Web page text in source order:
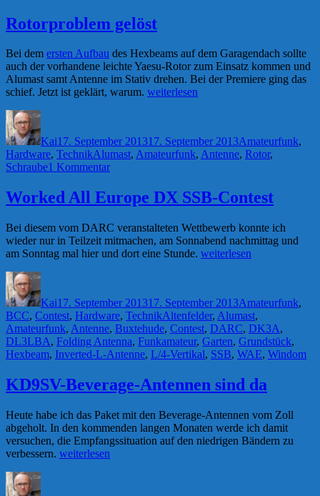
Rotorproblem gelöst
Bei dem ersten Aufbau des Hexbeams auf dem Garagendach sollte
auch der vorhandene leichte Yaesu-Rotor zum Einsatz kommen und
Alumast samt Antenne im Stativ drehen. Bei der Premiere ging das
schief. Jetzt ist geklärt, warum. „Rotorproblem
weiterlesen
Autor
Kai17. September 201317. September 2013Amateurfunk,
Hardware, TechnikSchlagwörter
Alumast, Amateurfunk, Antenne, Rotor,
Schraube1 Kommentarzu
gelöst
Worked All Europe DX SSB-Contest
Bei diesem vom DARC veranstalteten Wettbewerb konnte ich
wieder nur in Teilzeit mitmachen, am Sonnabend nachmittag und
am Sonntag mal hier und dort eine Stunde. „Worked
SSB-
Contest“
weiterlesen
Autor
Kai17. September 201317. September 2013Amateurfunk,
BCC, Contest, Hardware, TechnikSchlagwörter
Altenfelder, Alumast,
Amateurfunk, Antenne, Buxtehude, Contest, DARC, DK3A,
DL3LBA, Folding Antenna, Funkamateur, Garten, Grundstück,
Hexbeam, Inverted-L-Antenne, L/4-Vertikal, SSB, WAE, Windom
KD9SV-Beverage-Antennen sind da
Heute habe ich das Paket mit den Beverage-Antennen vom Zoll
abgeholt. In den kommenden langen Monaten werde ich damit
versuchen, die Empfangssituation auf den niedrigen Bändern zu
verbessern. „KD9SV-
weiterlesen
Autor